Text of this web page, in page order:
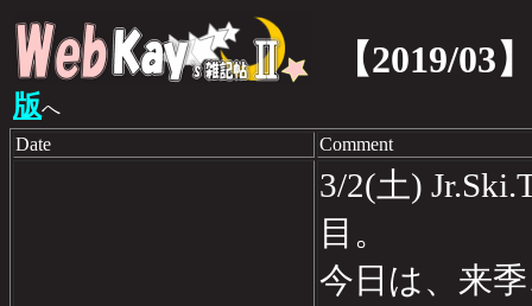
【2019/03
版へ
Date
Comment
3/2(土)
目。
今日は、来